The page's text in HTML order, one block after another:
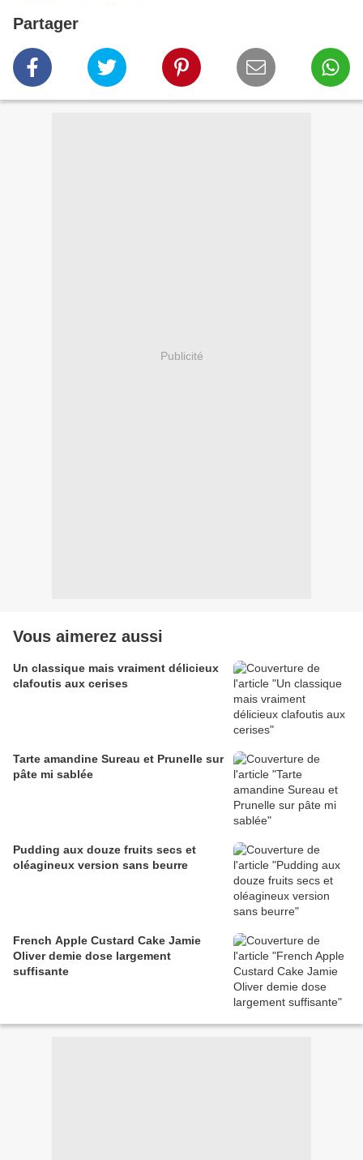
Partager
Publicité
Vous aimerez aussi
Un classique mais vraiment délicieux
clafoutis aux cerises
Tarte amandine Sureau et Prunelle sur
pâte mi sablée
Pudding aux douze fruits secs et
oléagineux version sans beurre
French Apple Custard Cake Jamie
Oliver demie dose largement
suffisante